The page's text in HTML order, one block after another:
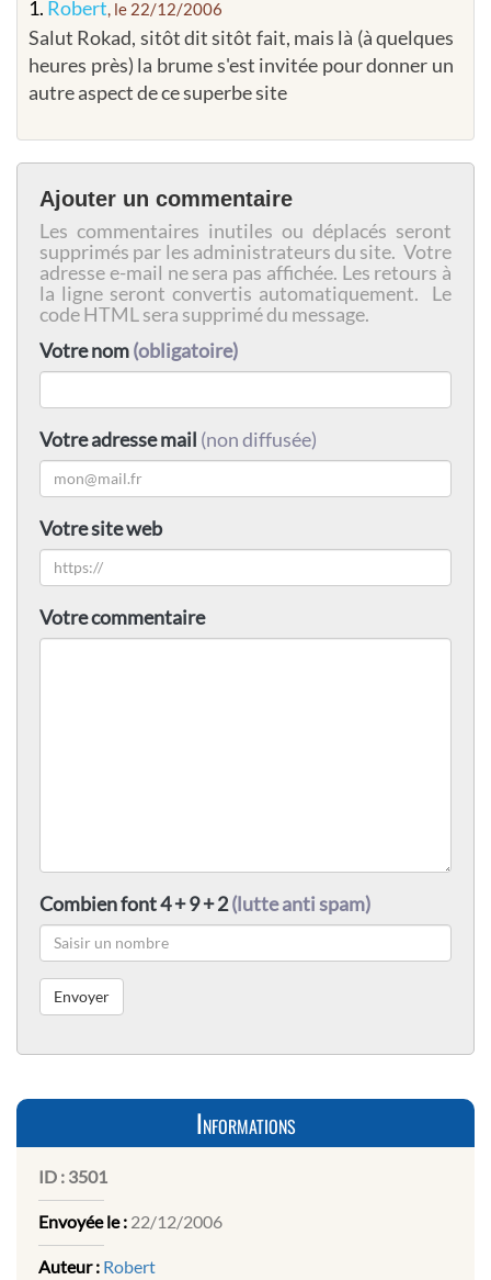
1. Robert, le 22/12/2006
Salut Rokad, sitôt dit sitôt fait, mais là (à quelques
heures près) la brume s'est invitée pour donner un
autre aspect de ce superbe site
Ajouter un commentaire
Les commentaires inutiles ou déplacés seront
supprimés par les administrateurs du site. Votre
adresse e-mail ne sera pas affichée. Les retours à
la ligne seront convertis automatiquement. Le
code HTML sera supprimé du message.
Votre nom(obligatoire)
Votre adresse mail (non diffusée)
Votre site web
Votre commentaire
Combien font 4 + 9 + 2(lutte anti spam)
Informations
ID : 3501
Envoyée le : 22/12/2006
Auteur : Robert